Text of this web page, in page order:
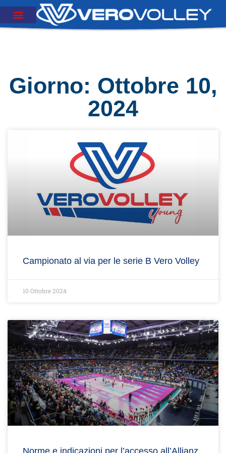
Giorno: Ottobre 10,
2024
Campionato al via per le serie B Vero Volley
10 Ottobre 2024
Norme e indicazioni per l’accesso all’Allianz